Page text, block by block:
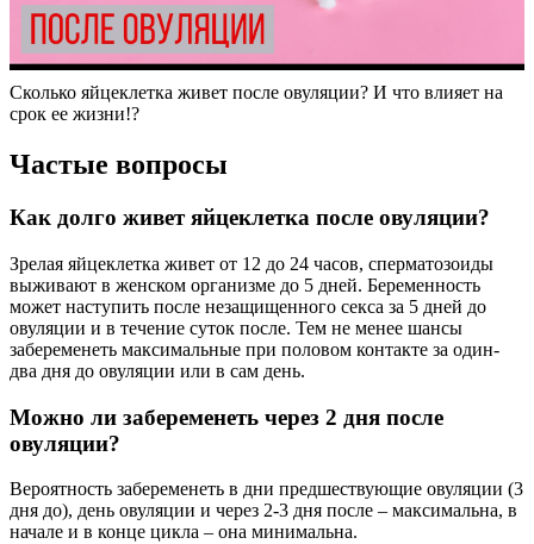
Сколько яйцеклетка живет после овуляции? И что влияет на
срок ее жизни!?
Частые вопросы
Как долго живет яйцеклетка после овуляции?
Зрелая яйцеклетка живет от 12 до 24 часов, сперматозоиды
выживают в женском организме до 5 дней. Беременность
может наступить после незащищенного секса за 5 дней до
овуляции и в течение суток после. Тем не менее шансы
забеременеть максимальные при половом контакте за один-
два дня до овуляции или в сам день.
Можно ли забеременеть через 2 дня после
овуляции?
Вероятность забеременеть в дни предшествующие овуляции (3
дня до), день овуляции и через 2-3 дня после – максимальна, в
начале и в конце цикла – она минимальна.